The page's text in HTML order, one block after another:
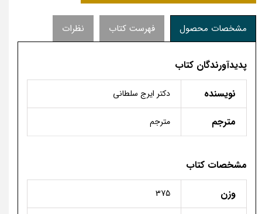
مشخصات محصول فهرست کتاب نظرات
پدیدآورندگان کتاب
نویسنده
دکتر ایرج سلطانی
مترجم مترجم
مشخصات کتاب
وزن
375